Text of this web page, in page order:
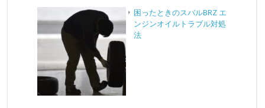
困ったときのスバルBRZ エ
ンジンオイルトラブル対処
法